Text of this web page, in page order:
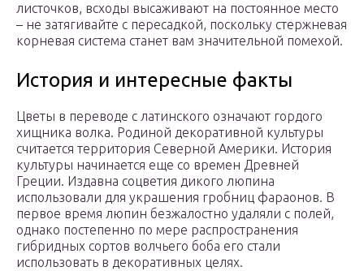
листочков, всходы высаживают на постоянное место
– не затягивайте с пересадкой, поскольку стержневая
корневая система станет вам значительной помехой.
История и интересные факты
Цветы в переводе с латинского означают гордого
хищника волка. Родиной декоративной культуры
считается территория Северной Америки. История
культуры начинается еще со времен Древней
Греции. Издавна соцветия дикого люпина
использовали для украшения гробниц фараонов. В
первое время люпин безжалостно удаляли с полей,
однако постепенно по мере распространения
гибридных сортов волчьего боба его стали
использовать в декоративных целях.